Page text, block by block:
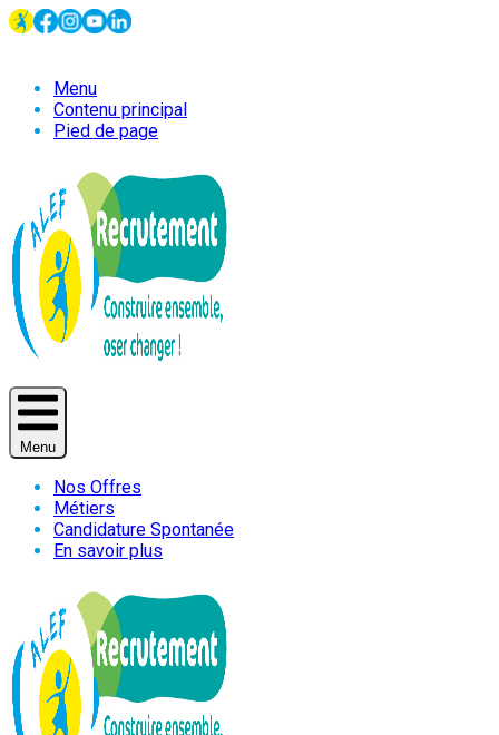
Menu
Contenu principal
Pied de page
Menu
Nos Offres
Métiers
Candidature Spontanée
En savoir plus